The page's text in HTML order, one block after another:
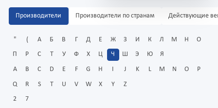
Производители Производители по странам Действующие
" ( А Б В Г Д Е Ж З И К Л М Н О
П Р С Т У Ф Х Ц Ч Ш Э Ю Я
A B C D E F G H J K L M N O P
Q R S T U V W X Y Z
2 7